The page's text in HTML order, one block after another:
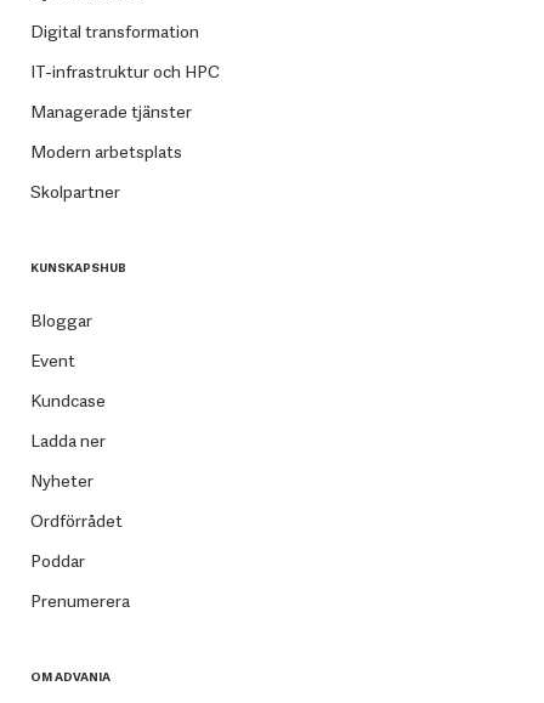
Digital transformation
IT-infrastruktur och HPC
Managerade tjänster
Modern arbetsplats
Skolpartner
KUNSKAPSHUB
Bloggar
Event
Kundcase
Ladda ner
Nyheter
Ordförrådet
Poddar
Prenumerera
OM ADVANIA